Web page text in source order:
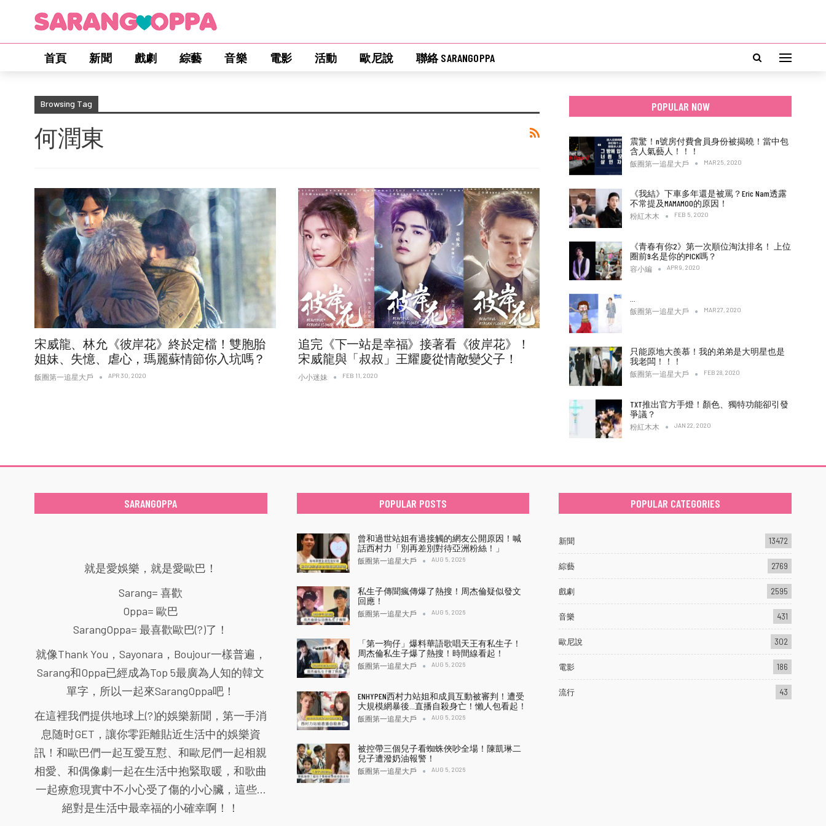
首頁 新聞 戲劇 綜藝 音樂 電影 活動 歐尼說 聯絡 SARANGOPPA
Browsing Tag
何潤東
宋威龍、林允《彼岸花》終於定檔！雙胞胎
姐妹、失憶、虐心，瑪麗蘇情節你入坑嗎？
飯圈第一追星大戶 APR 30, 2020
追完《下一站是幸福》接著看《彼岸花》！
宋威龍與「叔叔」王耀慶從情敵變父子！
小小迷妹 FEB 11, 2020
POPULAR NOW
震驚！n號房付費會員身份被揭曉！當中包
含人氣藝人！！！
飯圈第一追星大戶 MAR 25, 2020
《我結》下車多年還是被罵？Eric Nam透露
不常提及MAMAMOO的原因！
粉紅木木 FEB 5, 2020
《青春有你2》第一次順位淘汰排名！ 上位
圈前9名是你的PICK嗎？
容小編 APR 9, 2020
飯圈第一追星大戶 MAR 27, 2020
只能原地大羨慕！我的弟弟是大明星也是
我老闆！！！
飯圈第一追星大戶 FEB 28, 2020
TXT推出官方手燈！顏色、獨特功能卻引發
爭議？
粉紅木木 JAN 22, 2020
SARANGOPPA
就是愛娛樂，就是愛歐巴！
Sarang= 喜歡
Oppa= 歐巴
SarangOppa= 最喜歡歐巴(?)了！
就像Thank You，Sayonara，Boujour一樣普遍，
Sarang和Oppa已經成為Top 5最廣為人知的韓文
單字，所以一起來SarangOppa吧！
在這裡我們提供地球上(?)的娛樂新聞，第一手消
息随时GET，讓你零距離貼近生活中的娛樂資
訊！和歐巴們一起互愛互懟、和歐尼們一起相親
相愛、和偶像劇一起在生活中抱緊取暖，和歌曲
一起療愈現實中不小心受了傷的小心臟，這些...
絕對是生活中最幸福的小確幸啊！！
POPULAR POSTS
曾和過世站姐有過接觸的網友公開原因！喊
話西村力「別再差別對待亞洲粉絲！」
飯圈第一追星大戶 AUG 5, 2026
私生子傳聞瘋傳爆了熱搜！周杰倫疑似發文
回應！
飯圈第一追星大戶 AUG 5, 2026
「第一狗仔」爆料華語歌唱天王有私生子！
周杰倫私生子爆了熱搜！時間線看起！
飯圈第一追星大戶 AUG 5, 2026
ENHYPEN西村力站姐和成員互動被審判！遭受
大規模網暴後…直播自殺身亡！懶人包看起！
飯圈第一追星大戶 AUG 5, 2026
被控帶三個兒子看蜘蛛俠吵全場！陳凱琳二
兒子遭潑奶油報警！
飯圈第一追星大戶 AUG 5, 2026
POPULAR CATEGORIES
新聞 13472
綜藝 2769
戲劇 2595
音樂 431
歐尼說 302
電影 186
流行 43